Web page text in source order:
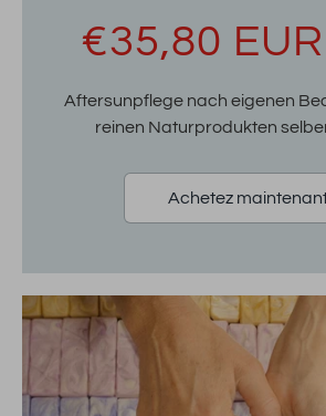
€35,80 EUR
Aftersunpflege nach eigenen
reinen Naturprodukten
Achetez